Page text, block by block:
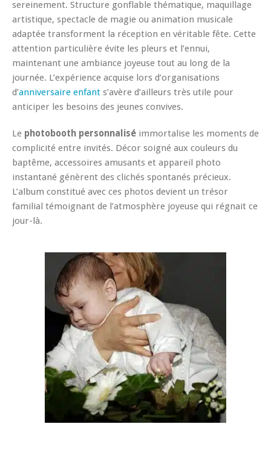
sereinement. Structure gonflable thématique, maquillage
artistique, spectacle de magie ou animation musicale
adaptée transforment la réception en véritable fête. Cette
attention particulière évite les pleurs et l’ennui,
maintenant une ambiance joyeuse tout au long de la
journée. L’expérience acquise lors d’organisations
d’anniversaire enfant s’avère d’ailleurs très utile pour
anticiper les besoins des jeunes convives.
Le photobooth personnalisé immortalise les moments de
complicité entre invités. Décor soigné aux couleurs du
baptême, accessoires amusants et appareil photo
instantané génèrent des clichés spontanés précieux.
L’album constitué avec ces photos devient un trésor
familial témoignant de l’atmosphère joyeuse qui régnait ce
jour-là.